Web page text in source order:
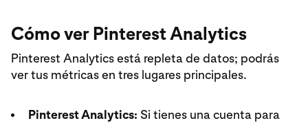
Cómo ver Pinterest Analytics
Pinterest Analytics está repleta de datos; podrás
ver tus métricas en tres lugares principales.
Pinterest Analytics: Si tienes una cuenta para